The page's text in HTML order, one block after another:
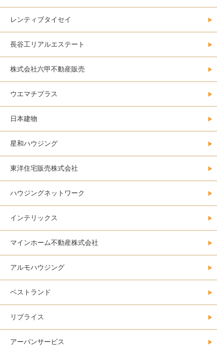
レンティブタイセイ
長谷工リアルエステート
株式会社六甲不動産販売
ウエマチプラス
日本建物
星和ハウジング
東洋住宅販売株式会社
ハウジングネットワーク
インテリックス
マインホーム不動産株式会社
アルモハウジング
ベストランド
リプライス
アーバンサービス